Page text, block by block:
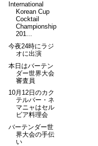
International
Korean Cup
Cocktail
Championship
201...
今夜24時にラジ
オに出演
本日はバーテン
ダー世界大会
審査員
10月12日のカク
テルバー・ネ
マニャはセル
ビア料理会
バーテンダー世
界大会の手伝
い